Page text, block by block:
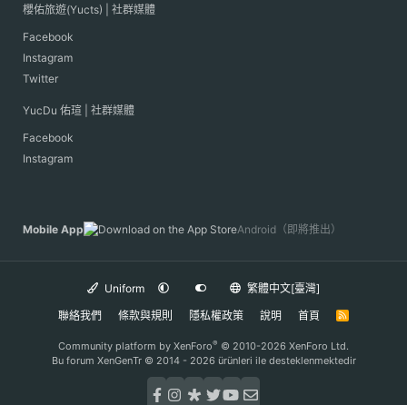
櫻佑旅遊(Yucts) | 社群媒體
Facebook
Instagram
Twitter
YucDu 佑瑄 | 社群媒體
Facebook
Instagram
Mobile App Android（即將推出）
Uniform
繁體中文[臺灣]
聯絡我們
條款與規則 隱私權政策 說明 首頁
R
Community platform by XenForo® © 2010-2026 XenForo Ltd.
Bu forum XenGenTr © 2014 - 2026 ürünleri ile desteklenmektedir